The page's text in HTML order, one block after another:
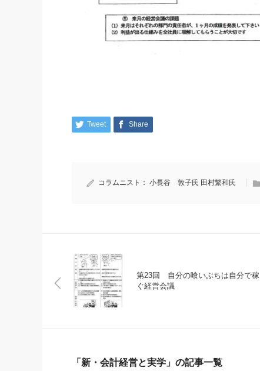
Tweet Share
コラムニスト： 小長谷 敦子氏 田村繁和氏
第23回 自分の喰いぶちは自分で稼
ぐ経営会議
「新・会計経営と実学」の記事一覧